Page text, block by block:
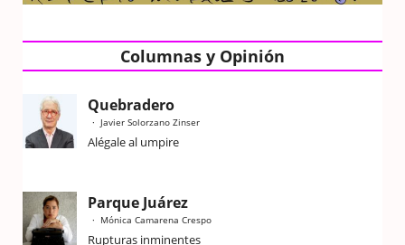
Columnas y Opinión
Quebradero
Javier Solorzano Zinser
Alégale al umpire
Parque Juárez
Mónica Camarena Crespo
Rupturas inminentes